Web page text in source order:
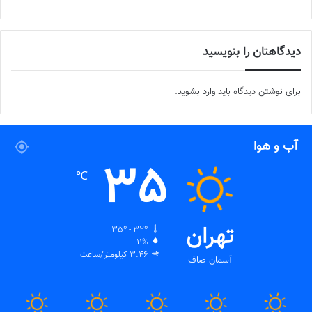
دیدگاهتان را بنویسید
برای نوشتن دیدگاه باید وارد بشوید.
آب و هوا
تهران
آسمان صاف
35
℃
11%
3.46 کیلومتر/ساعت